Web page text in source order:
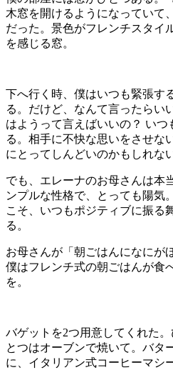
木窓を開けるようになっていて
だった。景色がフレンチスタイ
を感じる窓。
下へ行く時、僕はいつも緊張す
る。だけど、なんて言ったらい
はようって言えばいいの？ い
る。相手に不快な思いをさせな
にとってしんどいのかもしれない
でも、エレーナのお母さんは本
ンプルな性格で、とっても陽気
こそ、いつもポジティブに振る
る。
お母さんが「朝ごはんになにが
僕はフレンチ式の朝ごはんが食
を。
バゲットを2つ用意してくれた
とつはオーブンで焼いて。バタ
に、イタリアン式コーヒーマシ